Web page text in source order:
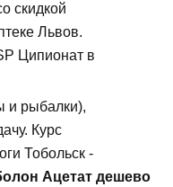
скидкой
Львов.
Ципионат в
и рыбалки),
Курс
Тобольск -
Ацетат дешево